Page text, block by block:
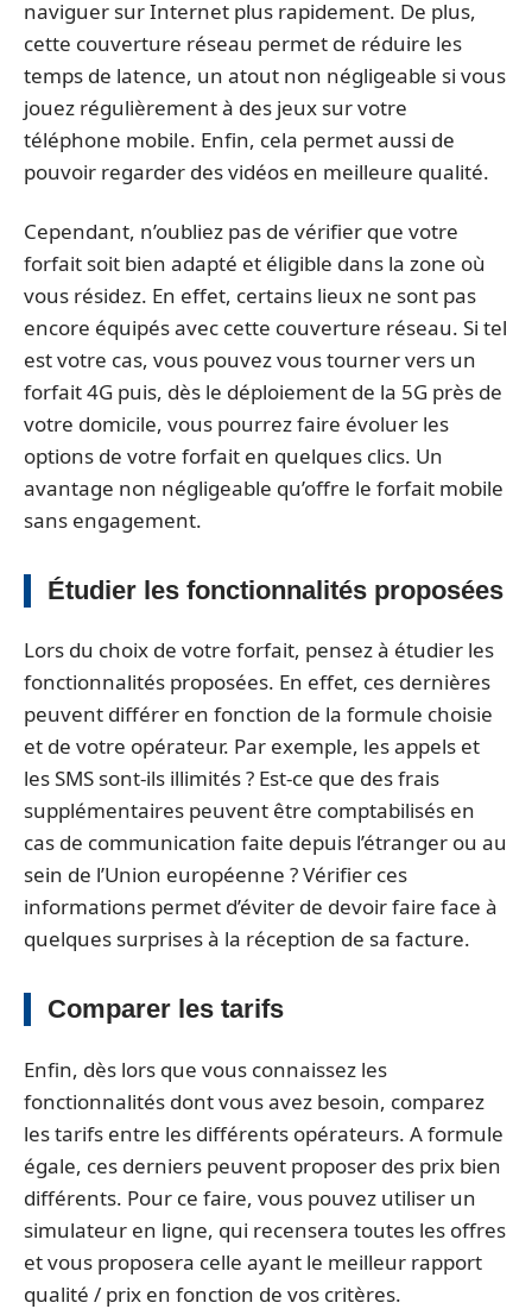
naviguer sur Internet plus rapidement. De plus,
cette couverture réseau permet de réduire les
temps de latence, un atout non négligeable si vous
jouez régulièrement à des jeux sur votre
téléphone mobile. Enfin, cela permet aussi de
pouvoir regarder des vidéos en meilleure qualité.
Cependant, n’oubliez pas de vérifier que votre
forfait soit bien adapté et éligible dans la zone où
vous résidez. En effet, certains lieux ne sont pas
encore équipés avec cette couverture réseau. Si tel
est votre cas, vous pouvez vous tourner vers un
forfait 4G puis, dès le déploiement de la 5G près de
votre domicile, vous pourrez faire évoluer les
options de votre forfait en quelques clics. Un
avantage non négligeable qu’offre le forfait mobile
sans engagement.
Étudier les fonctionnalités proposées
Lors du choix de votre forfait, pensez à étudier les
fonctionnalités proposées. En effet, ces dernières
peuvent différer en fonction de la formule choisie
et de votre opérateur. Par exemple, les appels et
les SMS sont-ils illimités ? Est-ce que des frais
supplémentaires peuvent être comptabilisés en
cas de communication faite depuis l’étranger ou au
sein de l’Union européenne ? Vérifier ces
informations permet d’éviter de devoir faire face à
quelques surprises à la réception de sa facture.
Comparer les tarifs
Enfin, dès lors que vous connaissez les
fonctionnalités dont vous avez besoin, comparez
les tarifs entre les différents opérateurs. A formule
égale, ces derniers peuvent proposer des prix bien
différents. Pour ce faire, vous pouvez utiliser un
simulateur en ligne, qui recensera toutes les offres
et vous proposera celle ayant le meilleur rapport
qualité / prix en fonction de vos critères.